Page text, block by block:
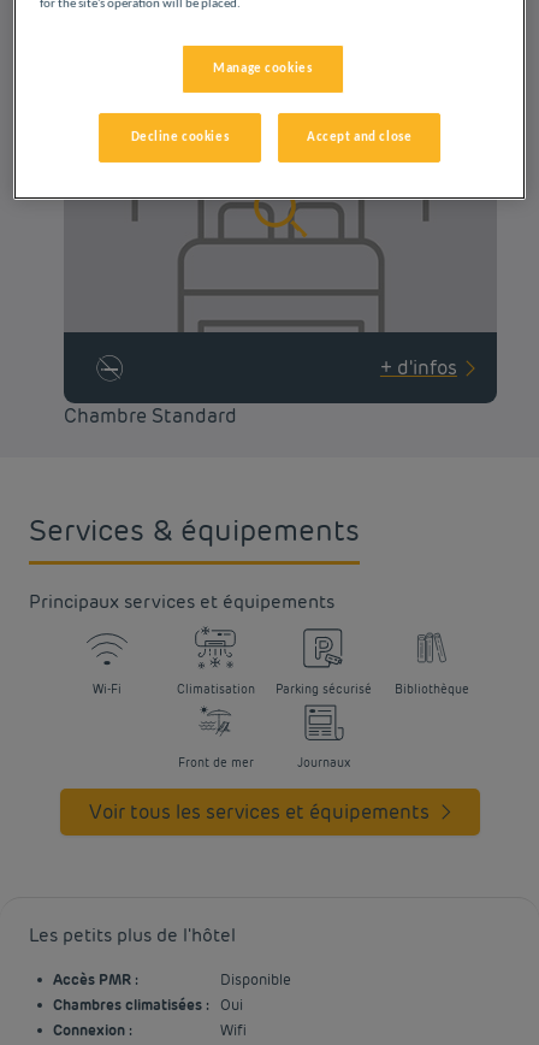
Chambre Standard
À partir de 1 m²
+ d'infos
Services & équipements
Principaux services et équipements
Wi-Fi Climatisation Parking sécurisé Bibliothèque
Front de mer Journaux
Voir tous les services et équipements
Les petits plus de l'hôtel
Accès PMR :
Disponible
Chambres climatisées :
Oui
Connexion :
Wifi
for the site's operation will be placed.
Manage cookies
Decline cookies Accept and close